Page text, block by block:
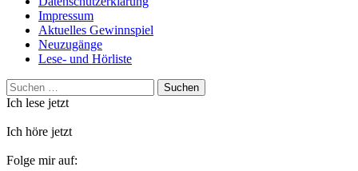
Impressum
Aktuelles Gewinnspiel
Neuzugänge
Lese- und Hörliste
Suchen
nach:
Ich lese jetzt
Ich höre jetzt
Folge mir auf: